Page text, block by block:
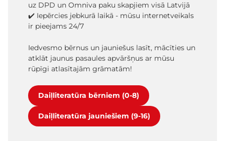
uz DPD un Omniva paku skapjiem visā Latvijā
✔️ Iepērcies jebkurā laikā - mūsu internetveikals
ir pieejams 24/7
Iedvesmo bērnus un jauniešus lasīt, mācīties un
atklāt jaunus pasaules apvāršņus ar mūsu
rūpīgi atlasītajām grāmatām!
Daiļliteratūra bērniem (0-8)
Daiļliteratūra jauniešiem (9-16)